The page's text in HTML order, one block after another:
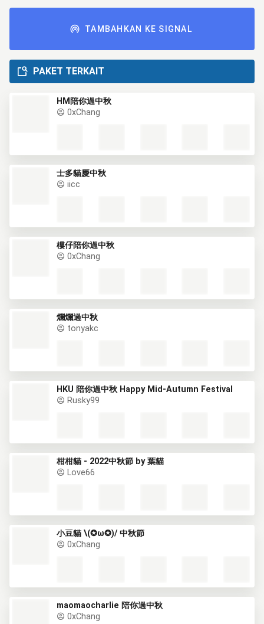
TAMBAHKAN KE SIGNAL
PAKET TERKAIT
HM陪你過中秋
0xChang
士多貓慶中秋
iicc
樓仔陪你過中秋
0xChang
爛爛過中秋
tonyakc
HKU 陪你過中秋 Happy Mid-Autumn Festival
Rusky99
柑柑貓 - 2022中秋節 by 葉貓
Love66
小豆貓 \(✪ω✪)/ 中秋節
0xChang
maomaocharlie 陪你過中秋
0xChang